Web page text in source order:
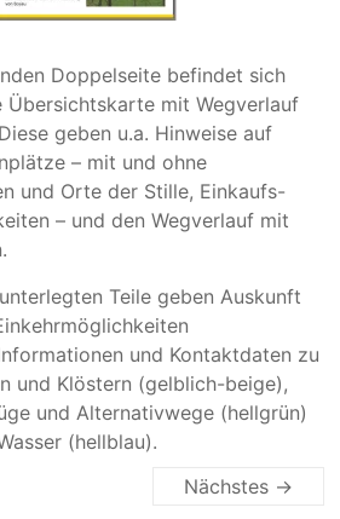
Doppelseite befindet sich
Übersichtskarte mit Wegverlauf
geben u.a. Hinweise auf
– mit und ohne
und Orte der Stille, Einkaufs-
– und den Wegverlauf mit
Teile geben Auskunft
und Kontaktdaten zu
und Klöstern (gelblich-beige),
und Alternativwege (hellgrün)
(hellblau).
Nächstes →